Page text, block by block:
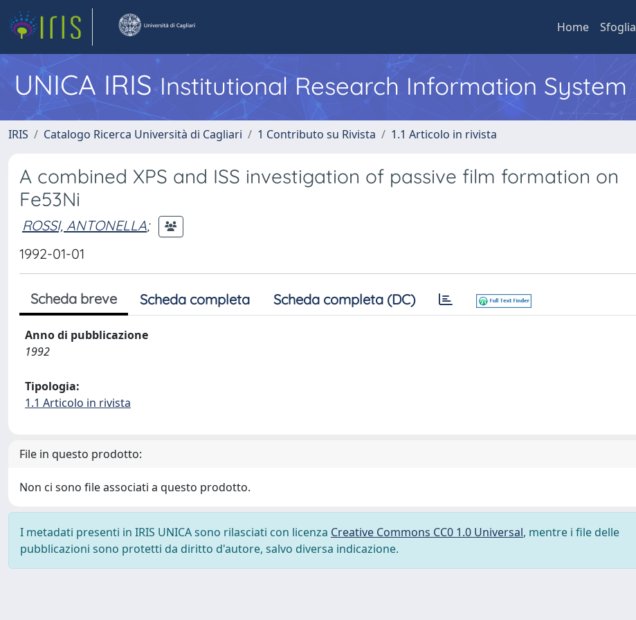
Home Sfoglia
UNICA IRISInstitutional Research Information System
IRIS Catalogo Ricerca Università di Cagliari 1 Contributo su Rivista 1.1 Articolo in rivista
A combined XPS and ISS investigation of passive film formation on
Fe53Ni
ROSSI, ANTONELLA;
1992-01-01
Scheda breve Scheda completa Scheda completa (DC)
Anno di pubblicazione
1992
Tipologia:
1.1 Articolo in rivista
File in questo prodotto:
Non ci sono file associati a questo prodotto.
I metadati presenti in IRIS UNICA sono rilasciati con licenza Creative Commons CC0 1.0 Universal, mentre i file delle
pubblicazioni sono protetti da diritto d'autore, salvo diversa indicazione.